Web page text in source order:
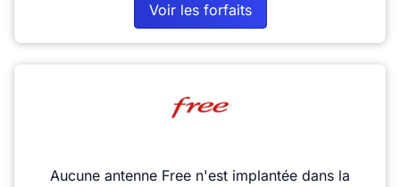
Voir les forfaits
Aucune antenne Free n'est implantée dans la